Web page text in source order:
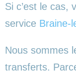
Si c’est le cas,
service Braine-
Nous sommes
transferts.